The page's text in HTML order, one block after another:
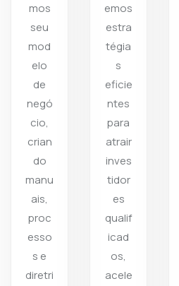
mos
seu
mod
elo
de
negó
cio,
crian
do
manu
ais,
proc
esso
s e
diretri
emos
estra
tégia
s
eficie
ntes
para
atrair
inves
tidor
es
qualif
icad
os,
acele